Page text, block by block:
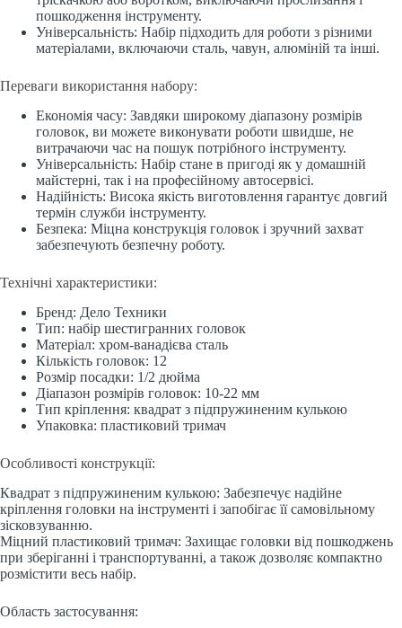
пошкодження інструменту.
Універсальність: Набір підходить для роботи з різними
матеріалами, включаючи сталь, чавун, алюміній та інші.
Переваги використання набору:
Економія часу: Завдяки широкому діапазону розмірів
головок, ви можете виконувати роботи швидше, не
витрачаючи час на пошук потрібного інструменту.
Універсальність: Набір стане в пригоді як у домашній
майстерні, так і на професійному автосервісі.
Надійність: Висока якість виготовлення гарантує довгий
термін служби інструменту.
Безпека: Міцна конструкція головок і зручний захват
забезпечують безпечну роботу.
Технічні характеристики:
Бренд: Дело Техники
Тип: набір шестигранних головок
Матеріал: хром-ванадієва сталь
Кількість головок: 12
Розмір посадки: 1/2 дюйма
Діапазон розмірів головок: 10-22 мм
Тип кріплення: квадрат з підпружиненим кулькою
Упаковка: пластиковий тримач
Особливості конструкції:
Квадрат з підпружиненим кулькою: Забезпечує надійне
кріплення головки на інструменті і запобігає її самовільному
зісковзуванню.
Міцний пластиковий тримач: Захищає головки від пошкоджень
при зберіганні і транспортуванні, а також дозволяє компактно
розмістити весь набір.
Область застосування: